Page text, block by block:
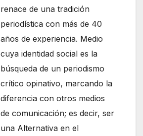
renace de una tradición
periodística con más de 40
años de experiencia. Medio
cuya identidad social es la
búsqueda de un periodismo
crítico opinativo, marcando la
diferencia con otros medios
de comunicación; es decir, ser
una Alternativa en el